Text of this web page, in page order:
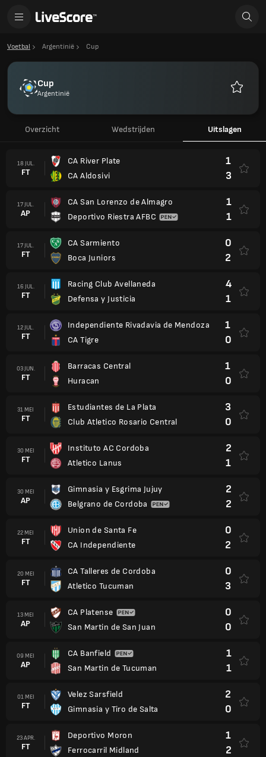
Voetbal Argentinië Cup
Cup
Argentinië
Overzicht Wedstrijden Uitslagen
18 JUL.
FT
CA River Plate
CA Aldosivi
1
3
17 JUL.
AP
CA San Lorenzo de Almagro
Deportivo Riestra AFBC
1
1
17 JUL.
FT
CA Sarmiento
Boca Juniors
0
2
16 JUL.
FT
Racing Club Avellaneda
Defensa y Justicia
4
1
12 JUL.
FT
Independiente Rivadavia de Mendoza
CA Tigre
1
0
03 JUN.
FT
Barracas Central
Huracan
1
0
31 MEI
FT
Estudiantes de La Plata
Club Atletico Rosario Central
3
0
30 MEI
FT
Instituto AC Cordoba
Atletico Lanus
2
1
30 MEI
AP
Gimnasia y Esgrima Jujuy
Belgrano de Cordoba
2
2
22 MEI
FT
Union de Santa Fe
CA Independiente
0
2
20 MEI
FT
CA Talleres de Cordoba
Atletico Tucuman
0
3
13 MEI
AP
CA Platense
San Martin de San Juan
0
0
09 MEI
AP
CA Banfield
San Martin de Tucuman
1
1
01 MEI
FT
Velez Sarsfield
Gimnasia y Tiro de Salta
2
0
23 APR.
FT
Deportivo Moron
Ferrocarril Midland
1
2